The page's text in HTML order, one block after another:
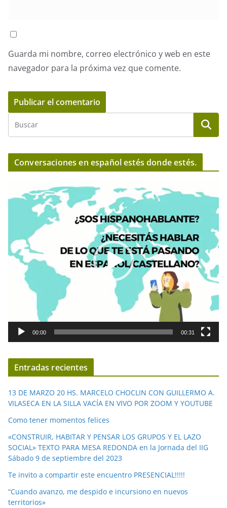
Guarda mi nombre, correo electrónico y web en este
navegador para la próxima vez que comente.
Conversaciones en español estés donde estés.
e
d
d
í
d
e
o
00:00 00:31
Entradas recientes
13 DE MARZO 20 HS. MARCELO CHOCLIN CON GUILLERMO A.
VILASECA EN LA SILLA VACÍA EN VIVO POR ZOOM Y YOUTUBE
Como tener momentos felices
«CONSTRUIR, HABITAR Y PENSAR LOS GRUPOS Y EL LAZO
SOCIAL» TEXTO PARA MESA REDONDA en la Jornada del IIG
Sábado 9 de septiembre del 2023
Te invito a compartir este encuentro PRESENCIAL!!!!!
“Cuando avanzo, me despido e incursiono en nuevos
territorios»